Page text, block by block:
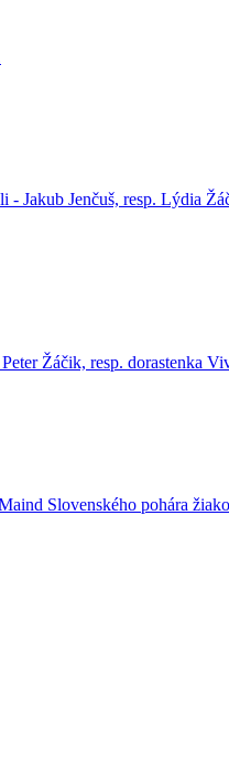
Jenčuš, resp. Lýdia
Žáčik, resp. dorastenka
Slovenského pohára